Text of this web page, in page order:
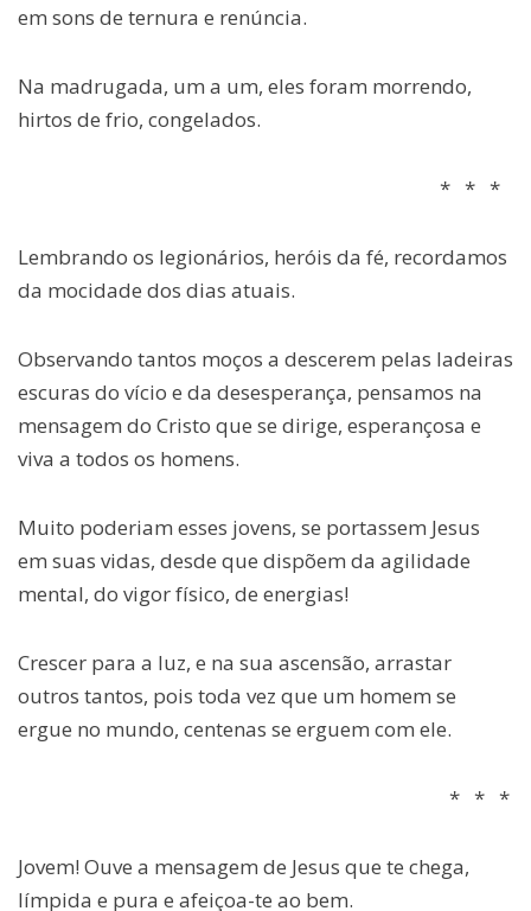
em sons de ternura e renúncia.
Na madrugada, um a um, eles foram morrendo,
hirtos de frio, congelados.
* * *
Lembrando os legionários, heróis da fé, recordamos
da mocidade dos dias atuais.
Observando tantos moços a descerem pelas ladeiras
escuras do vício e da desesperança, pensamos na
mensagem do Cristo que se dirige, esperançosa e
viva a todos os homens.
Muito poderiam esses jovens, se portassem Jesus
em suas vidas, desde que dispõem da agilidade
mental, do vigor físico, de energias!
Crescer para a luz, e na sua ascensão, arrastar
outros tantos, pois toda vez que um homem se
ergue no mundo, centenas se erguem com ele.
* * *
Jovem! Ouve a mensagem de Jesus que te chega,
límpida e pura e afeiçoa-te ao bem.